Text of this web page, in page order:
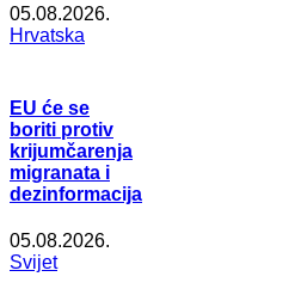
05.08.2026.
Hrvatska
EU će se
boriti protiv
krijumčarenja
migranata i
dezinformacija
05.08.2026.
Svijet